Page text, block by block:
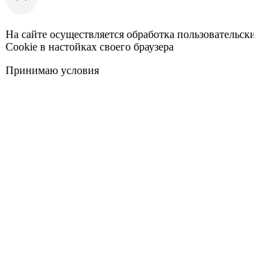
На сайте осуществляется обработка
Cookie в настойках своего браузера
Принимаю условия